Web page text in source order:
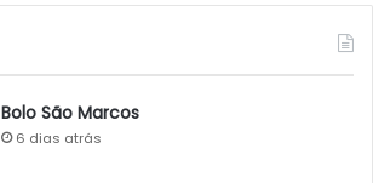
Bolo São Marcos
6 dias atrás